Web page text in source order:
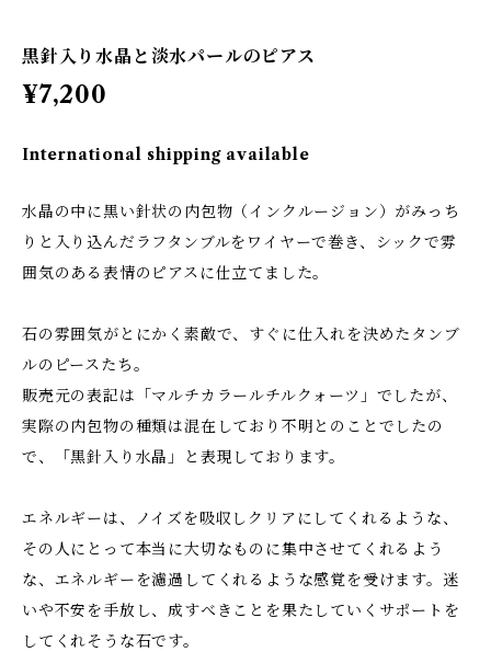
黒針入り水晶と淡水パールのピアス
¥7,200
International shipping available
水晶の中に黒い針状の内包物（インクルージョン）がみっち
りと入り込んだラフタンブルをワイヤーで巻き、シックで雰
囲気のある表情のピアスに仕立てました。
石の雰囲気がとにかく素敵で、すぐに仕入れを決めたタンブ
ルのピースたち。
販売元の表記は「マルチカラールチルクォーツ」でしたが、
実際の内包物の種類は混在しており不明とのことでしたの
で、「黒針入り水晶」と表現しております。
エネルギーは、ノイズを吸収しクリアにしてくれるような、
その人にとって本当に大切なものに集中させてくれるよう
な、エネルギーを濾過してくれるような感覚を受けます。迷
いや不安を手放し、成すべきことを果たしていくサポートを
してくれそうな石です。